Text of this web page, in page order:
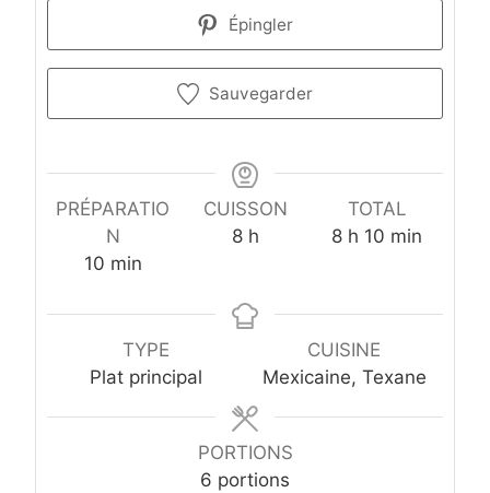
Épingler
Sauvegarder
PRÉPARATIO
N
10m
n
t
min
CUISSON
8h
r
h
TOTAL
8h
r
e
s
h 10 m
u
e
min
TYPE
Plat principal
CUISINE
Mexicaine, Texane
PORTIONS
6 portions